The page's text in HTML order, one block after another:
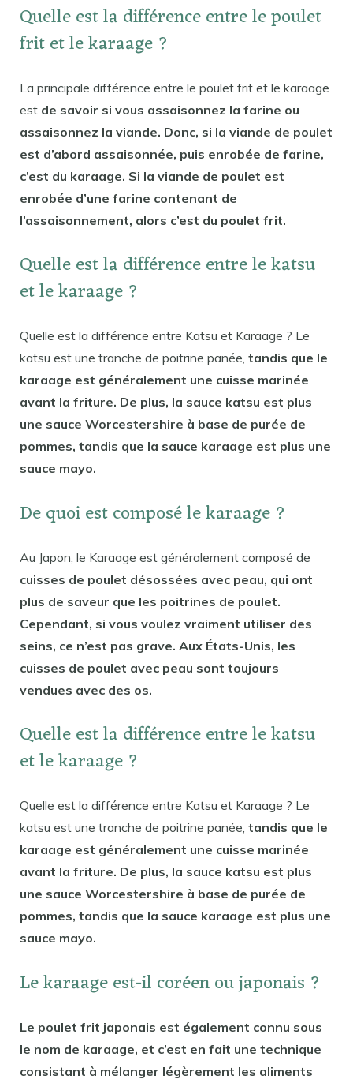
Quelle est la différence entre le poulet
frit et le karaage ?
La principale différence entre le poulet frit et le karaage
est de savoir si vous assaisonnez la farine ou
assaisonnez la viande. Donc, si la viande de poulet
est d’abord assaisonnée, puis enrobée de farine,
c’est du karaage. Si la viande de poulet est
enrobée d’une farine contenant de
l’assaisonnement, alors c’est du poulet frit.
Quelle est la différence entre le katsu
et le karaage ?
Quelle est la différence entre Katsu et Karaage ? Le
katsu est une tranche de poitrine panée, tandis que le
karaage est généralement une cuisse marinée
avant la friture. De plus, la sauce katsu est plus
une sauce Worcestershire à base de purée de
pommes, tandis que la sauce karaage est plus une
sauce mayo.
De quoi est composé le karaage ?
Au Japon, le Karaage est généralement composé de
cuisses de poulet désossées avec peau, qui ont
plus de saveur que les poitrines de poulet.
Cependant, si vous voulez vraiment utiliser des
seins, ce n’est pas grave. Aux États-Unis, les
cuisses de poulet avec peau sont toujours
vendues avec des os.
Quelle est la différence entre le katsu
et le karaage ?
Quelle est la différence entre Katsu et Karaage ? Le
katsu est une tranche de poitrine panée, tandis que le
karaage est généralement une cuisse marinée
avant la friture. De plus, la sauce katsu est plus
une sauce Worcestershire à base de purée de
pommes, tandis que la sauce karaage est plus une
sauce mayo.
Le karaage est-il coréen ou japonais ?
Le poulet frit japonais est également connu sous
le nom de karaage, et c’est en fait une technique
consistant à mélanger légèrement les aliments